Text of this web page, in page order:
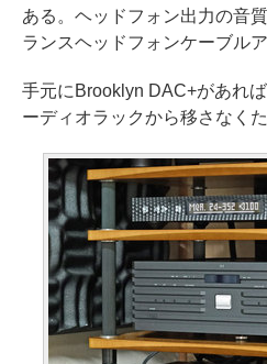
ある。ヘッドフォン出力の音
ランスヘッドフォンケーブル
手元にBrooklyn DAC+があれ
ーディオラックから移さなく